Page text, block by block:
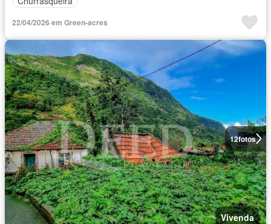
22/04/2026 em Green-acres
12fotos
Vivenda